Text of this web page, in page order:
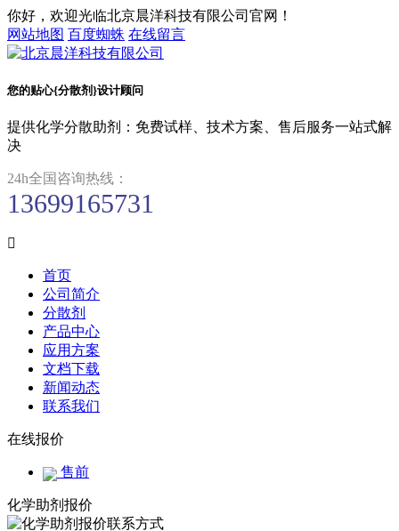
你好，欢迎光临北京晨洋科技有限公司官网！
网站地图 百度蜘蛛 在线留言
您的贴心{分散剂}设计顾问
提供化学分散助剂：免费试样、技术方案、售后服务一站式解
决
24h全国咨询热线：
13699165731

首页
公司简介
分散剂
产品中心
应用方案
文档下载
新闻动态
联系我们
在线报价
售前
化学助剂报价